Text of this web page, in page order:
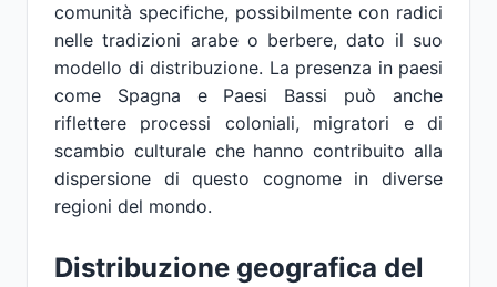
comunità specifiche, possibilmente con radici
nelle tradizioni arabe o berbere, dato il suo
modello di distribuzione. La presenza in paesi
come Spagna e Paesi Bassi può anche
riflettere processi coloniali, migratori e di
scambio culturale che hanno contribuito alla
dispersione di questo cognome in diverse
regioni del mondo.
Distribuzione geografica del